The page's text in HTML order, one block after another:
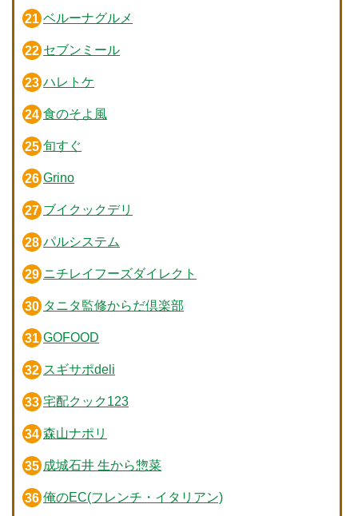
ベルーナグルメ
セブンミール
ハレトケ
食のそよ風
旬すぐ
Grino
ブイクックデリ
パルシステム
ニチレイフーズダイレクト
タニタ監修からだ倶楽部
GOFOOD
スギサポdeli
宅配クック123
森山ナポリ
成城石井 生から惣菜
俺のEC(フレンチ・イタリアン)